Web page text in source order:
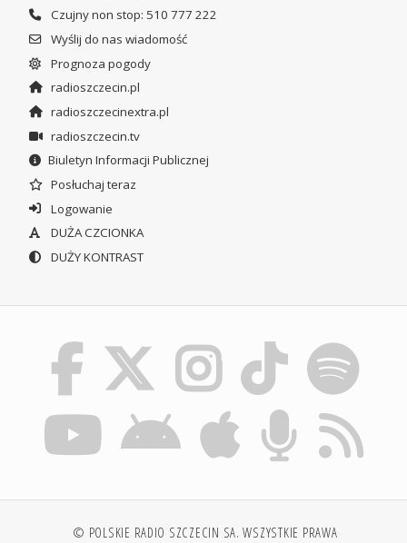
Czujny non stop: 510 777 222
Wyślij do nas wiadomość
Prognoza pogody
radioszczecin.pl
radioszczecinextra.pl
radioszczecin.tv
Biuletyn Informacji Publicznej
Posłuchaj teraz
Logowanie
DUŻA CZCIONKA
DUŻY KONTRAST
© POLSKIE RADIO SZCZECIN SA. WSZYSTKIE PRAWA